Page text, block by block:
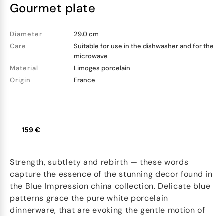
gourmet plate
Diameter
29.0 cm
Care
Suitable for use in the dishwasher and for the
microwave
Material
Limoges porcelain
Origin
France
159 €
Strength, subtlety and rebirth — these words
capture the essence of the stunning decor found in
the Blue Impression china collection. Delicate blue
patterns grace the pure white porcelain
dinnerware, that are evoking the gentle motion of